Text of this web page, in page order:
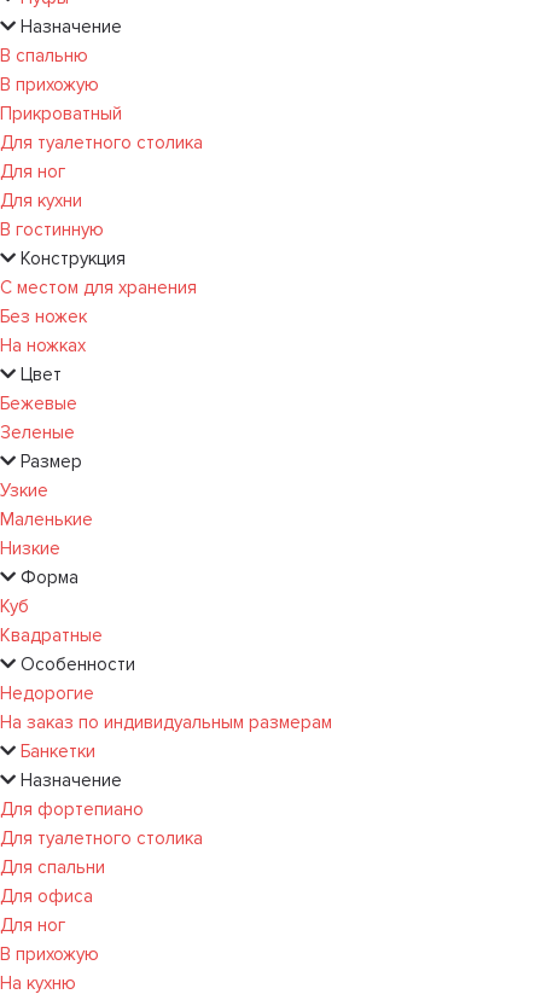
Назначение
В спальню
В прихожую
Прикроватный
Для туалетного столика
Для ног
Для кухни
В гостинную
Конструкция
С местом для хранения
Без ножек
На ножках
Цвет
Бежевые
Зеленые
Размер
Узкие
Маленькие
Низкие
Форма
Куб
Квадратные
Особенности
Недорогие
На заказ по индивидуальным размерам
Банкетки
Назначение
Для фортепиано
Для туалетного столика
Для спальни
Для офиса
Для ног
В прихожую
На кухню